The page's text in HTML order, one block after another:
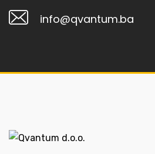
info@qvantum.ba